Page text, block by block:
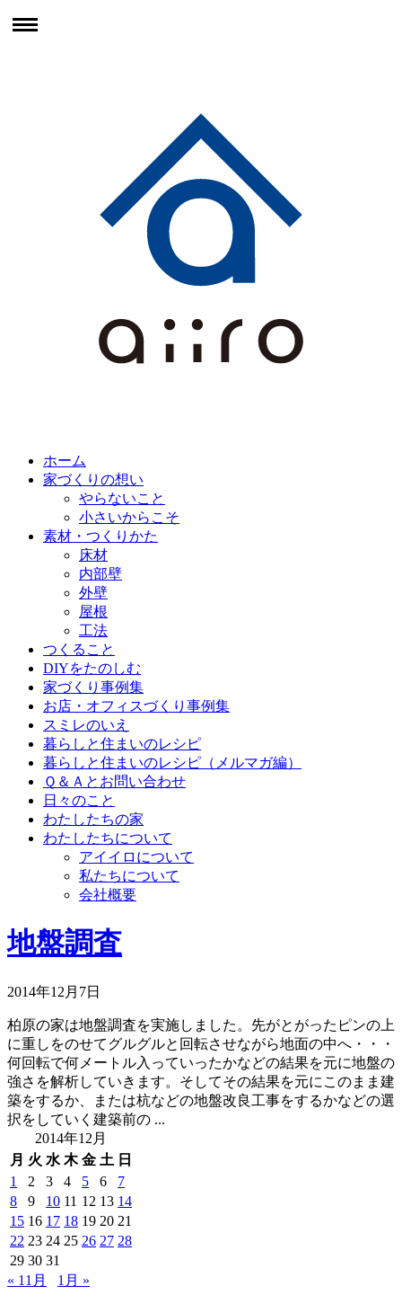
ホーム
家づくりの想い
やらないこと
小さいからこそ
素材・つくりかた
床材
内部壁
外壁
屋根
工法
つくること
DIYをたのしむ
家づくり事例集
お店・オフィスづくり事例集
スミレのいえ
暮らしと住まいのレシピ
暮らしと住まいのレシピ（メルマガ編）
Ｑ＆Ａとお問い合わせ
日々のこと
わたしたちの家
わたしたちについて
アイイロについて
私たちについて
会社概要
地盤調査
2014年12月7日
柏原の家は地盤調査を実施しました。先がとがったピンの上
に重しをのせてグルグルと回転させながら地面の中へ・・・
何回転で何メートル入っていったかなどの結果を元に地盤の
強さを解析していきます。そしてその結果を元にこのまま建
築をするか、または杭などの地盤改良工事をするかなどの選
択をしていく建築前の ...
2014年12月
月 火 水 木 金 土 日
1
2 3 4 5 6
7
8
9 10 11 12 13 14
15 16 17 18 19 20 21
22 23 24 25 26 27 28
29 30 31
« 11月
1月 »